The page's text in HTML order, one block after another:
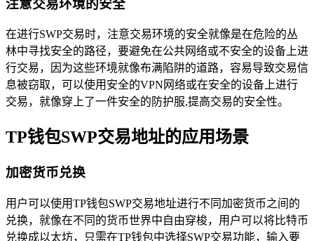
注意交易环境的安全
在进行SWP交易时，注意交易环境的安全就像是在危险的丛
林中寻找安全的路径，要避免在公共网络或不安全的设备上进
行交易，因为这些环境就像布满陷阱的道路，容易导致交易信
息被窃取，可以使用安全的VPN网络或在安全的设备上进行
交易，就像穿上了一件安全的防护服,提高交易的安全性。
TP钱包SWP交易地址的应用场景
加密货币兑换
用户可以使用TP钱包SWP交易地址进行不同加密货币之间的
兑换，就像在不同的货币世界中自由穿梭，用户可以将比特币
兑换成以太坊，只需在TP钱包中选择SWP交易功能，输入要